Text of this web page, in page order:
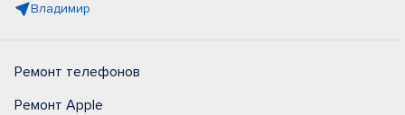
Владимир
Ремонт телефонов
Ремонт Apple